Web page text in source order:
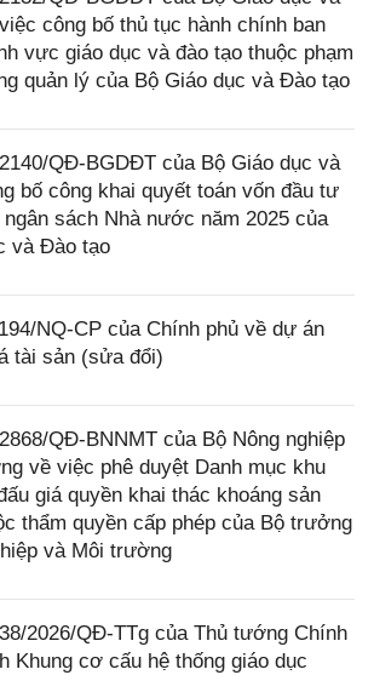
công bố thủ tục hành chính ban
vực giáo dục và đào tạo thuộc phạm
quản lý của Bộ Giáo dục và Đào tạo
QĐ-BGDĐT của Bộ Giáo dục và
bố công khai quyết toán vốn đầu tư
ngân sách Nhà nước năm 2025 của
và Đào tạo
NQ-CP của Chính phủ về dự án
tài sản (sửa đổi)
QĐ-BNNMT của Bộ Nông nghiệp
về việc phê duyệt Danh mục khu
giá quyền khai thác khoáng sản
thẩm quyền cấp phép của Bộ trưởng
và Môi trường
2026/QĐ-TTg của Thủ tướng Chính
Khung cơ cấu hệ thống giáo dục